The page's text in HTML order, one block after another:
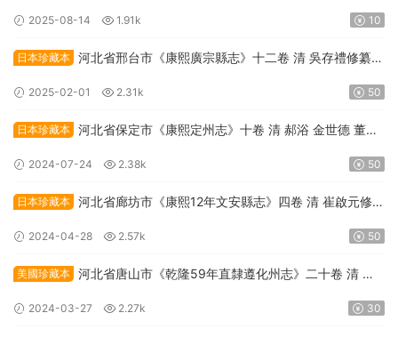
2025-08-14 1.91k 10
日本珍藏本 河北省邢台市《康熙廣宗縣志》十二卷 清 吳存禮修纂
2025-02-01 2.31k 50
日本珍藏本 河北省保定市《康熙定州志》十卷 清 郝浴 金世德 董秉
2024-07-24 2.38k 50
日本珍藏本 河北省廊坊市《康熙12年文安縣志》四卷 清 崔啟元修
2024-04-28 2.57k 50
美國珍藏本 河北省唐山市《乾隆59年直隸遵化州志》二十卷 清 劉
2024-03-27 2.27k 30